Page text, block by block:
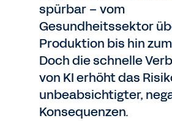
spürbar – vom
Gesundheitssektor
Produktion bis hin
Doch die schnelle
von KI erhöht das
unbeabsichtigter,
Konsequenzen.